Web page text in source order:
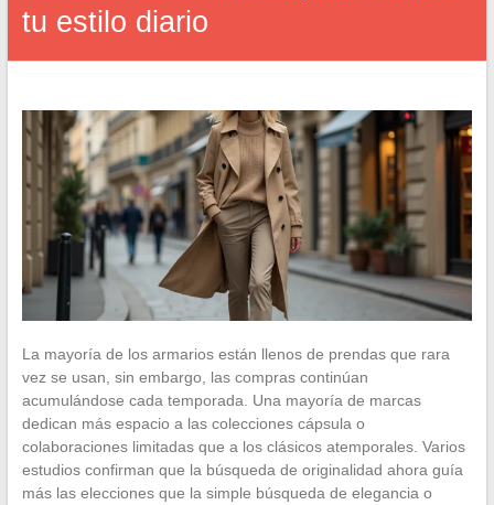
tu estilo diario
La mayoría de los armarios están llenos de prendas que rara
vez se usan, sin embargo, las compras continúan
acumulándose cada temporada. Una mayoría de marcas
dedican más espacio a las colecciones cápsula o
colaboraciones limitadas que a los clásicos atemporales. Varios
estudios confirman que la búsqueda de originalidad ahora guía
más las elecciones que la simple búsqueda de elegancia o